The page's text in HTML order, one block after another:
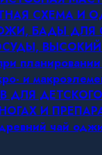
СХЕМА И
БАДЫ ДЛЯ
и
ДЛЯ
И
чай